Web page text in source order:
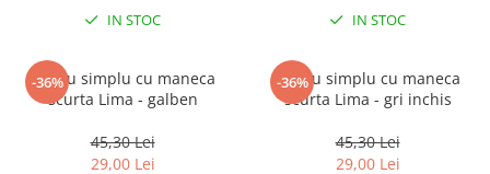
IN STOC IN STOC
-36%
Tricou simplu cu maneca
scurta Lima - galben
45,30 Lei
29,00 Lei
-36%
Tricou simplu cu maneca
scurta Lima - gri inchis
45,30 Lei
29,00 Lei